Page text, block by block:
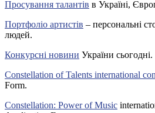
Просування талантів в Україні,
Портфоліо артистів – персональні
людей.
Конкурсні новини України сьогодні.
Constellation of Talents international
Form.
Constellation: Power of Music